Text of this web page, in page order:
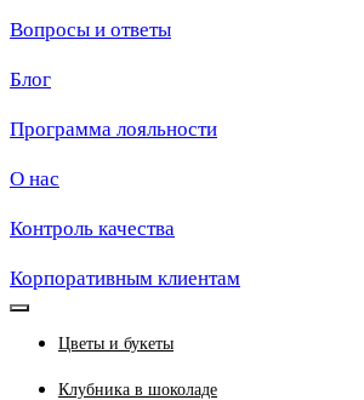
Вопросы и ответы
Блог
Программа лояльности
О нас
Контроль качества
Корпоративным клиентам
Цветы и букеты
Клубника в шоколаде